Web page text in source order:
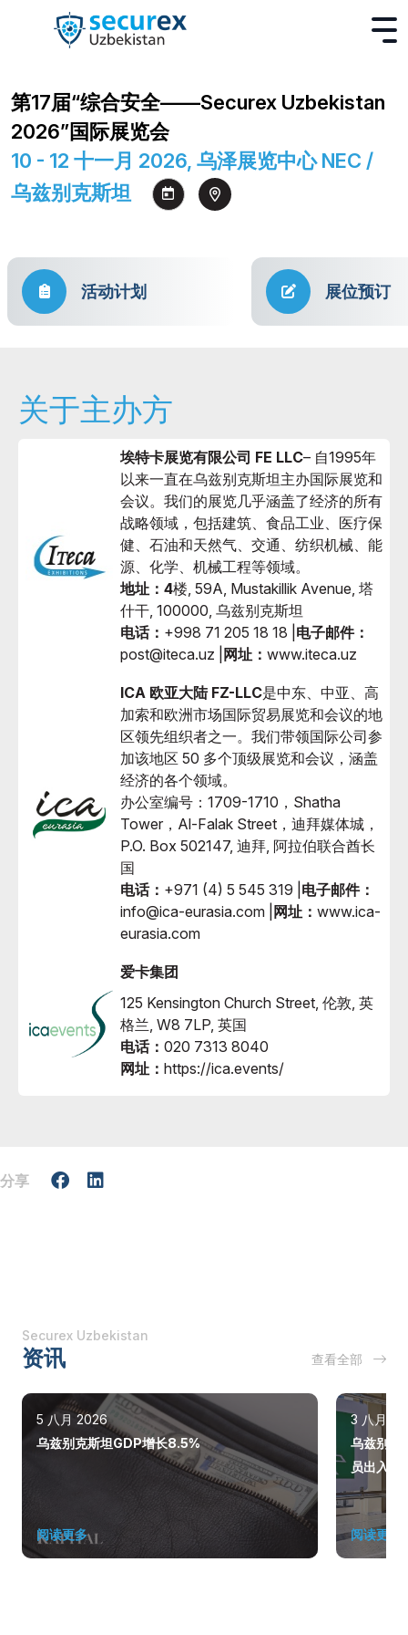
第17届“综合安全——Securex Uzbekistan
2026”国际展览会
10 - 12 十一月 2026, 乌泽展览中心 NEC /
乌兹别克斯坦
活动计划 展位预订
关于主办方
埃特卡展览有限公司 FE LLC– 自1995年
以来一直在乌兹别克斯坦主办国际展览和
会议。我们的展览几乎涵盖了经济的所有
战略领域，包括建筑、食品工业、医疗保
健、石油和天然气、交通、纺织机械、能
源、化学、机械工程等领域。
地址：4楼, 59A, Mustakillik Avenue, 塔
什干, 100000, 乌兹别克斯坦
电话： +998 71 205 18 18 | 电子邮件：
post@iteca.uz | 网址： www.iteca.uz
ICA 欧亚大陆 FZ-LLC是中东、中亚、高
加索和欧洲市场国际贸易展览和会议的地
区领先组织者之一。我们带领国际公司参
加该地区 50 多个顶级展览和会议，涵盖
经济的各个领域。
办公室编号：1709-1710，Shatha
Tower，Al-Falak Street，迪拜媒体城，
P.O. Box 502147, 迪拜, 阿拉伯联合酋长
国
电话： +971 (4) 5 545 319 | 电子邮件：
info@ica-eurasia.com | 网址： www.ica-
eurasia.com
爱卡集团
125 Kensington Church Street, 伦敦, 英
格兰, W8 7LP, 英国
电话： 020 7313 8040
网址： https://ica.events/
分享
Securex Uzbekistan
资讯 查看全部
5 八月 2026
乌兹别克斯坦GDP增长8.5%
阅读更多
3 八月
乌兹别克
员出入
阅读更多